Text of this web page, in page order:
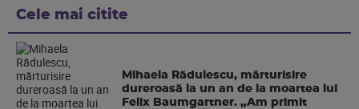
Cele mai citite
Mihaela Rădulescu, mărturisire
dureroasă la un an de la moartea lui
Felix Baumgartner. „Am primit